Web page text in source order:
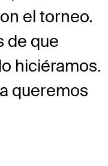
el torneo.
de que
hiciéramos.
queremos